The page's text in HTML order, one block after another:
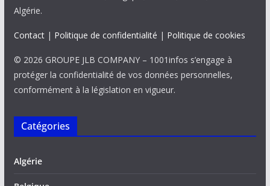
Algérie.
Contact| Politique de confidentialité | Politique de cookies
© 2026 GROUPE JLB COMPANY – 1001infos s’engage à
protéger la confidentialité de vos données personnelles,
conformément à la législation en vigueur.
Catégories
Algérie